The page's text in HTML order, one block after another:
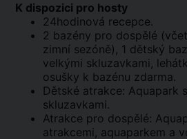
K dispozici pro hosty
24hodinová recepce.
2 bazény pro dospělé
zimní sezóně), 1 dětský
velkými skluzavkami,
osušky k bazénu zdarma.
Dětské atrakce: Aquapark
skluzavkami.
Atrakce pro dospělé:
atrakcemi, aquaparkem a